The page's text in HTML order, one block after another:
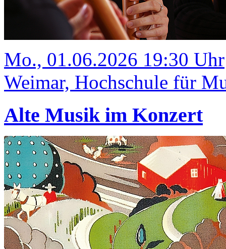
Mo., 01.06.2026 19:30 Uhr
Weimar, Hochschule für
Alte Musik im Konzert